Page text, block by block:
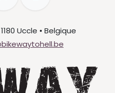
Uccle • Belgique